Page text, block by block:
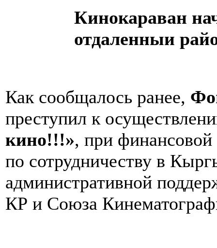
Кинокараван
отдаленныи
Как сообщалось ранее,
преступил к
кино!!!», при
по сотрудничеству в
административной
КР и Союза